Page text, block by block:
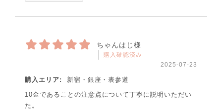
ちゃんはじ様
購入確認済み
2025-07-23
購入エリア:
新宿・銀座・表参道
10金であることの注意点について丁寧に説明いただい
た。